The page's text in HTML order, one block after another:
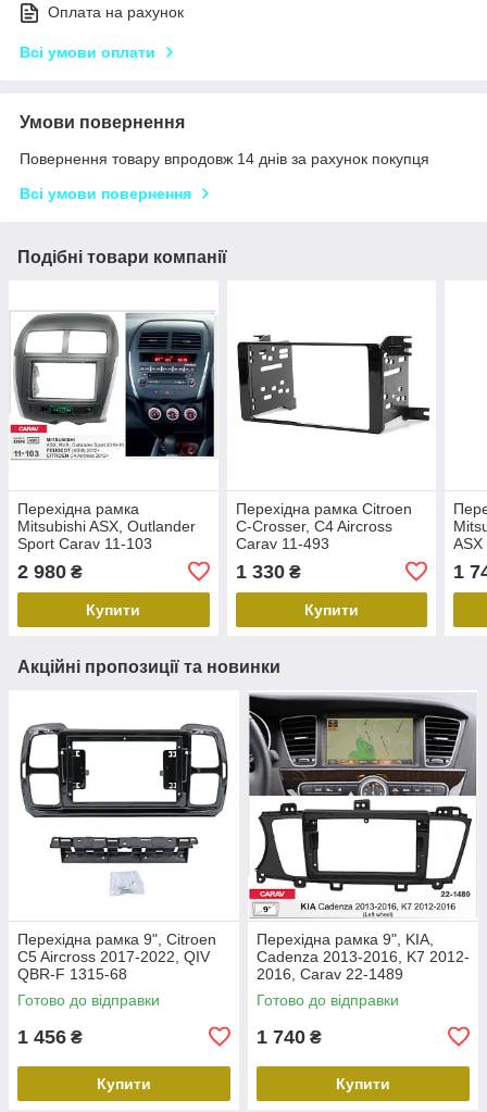
Оплата на рахунок
Всі умови оплати
Умови повернення
Повернення товару впродовж 14 днів за рахунок покупця
Всі умови повернення
Подібні товари компанії
Перехідна рамка
Mitsubishi ASX, Outlander
Sport Carav 11-103
2 980 ₴
Купити
Перехідна рамка Citroen
C-Crosser, C4 Aircross
Carav 11-493
1 330₴
Купити
1
Акційні пропозиції та новинки
Перехідна рамка 9", Citroen
C5 Aircross 2017-2022, QIV
QBR-F 1315-68
Готово до відправки
1 456 ₴
Купити
Перехідна рамка 9", KIA,
Cadenza 2013-2016, K7 2012-
2016, Carav 22-1489
Готово до відправки
1 740 ₴
Купити